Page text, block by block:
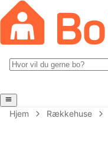
Hjem Rækkehuse